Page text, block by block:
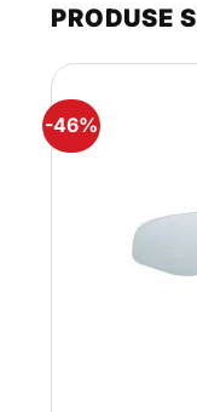
PRODUSE
-46%